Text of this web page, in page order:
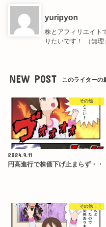
yuripyon
株とアフィリエイト
りたいです！ （無理
NEW POST このライターの
その他
2024.9.11
円高進行で株価下げ止まらず・・
その他